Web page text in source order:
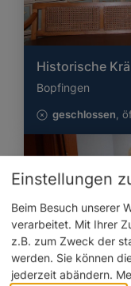
Historische
Bopfingen
geschlossen ,
Einstellungen
Beim Besuch unserer
verarbeitet. Mit Ihrer
z.B. zum Zweck der
werden. Sie können
jederzeit abändern.